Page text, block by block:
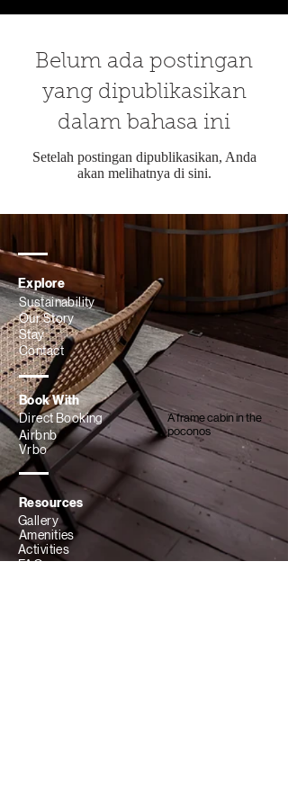
Belum ada postingan
yang dipublikasikan
dalam bahasa ini
Setelah postingan dipublikasikan, Anda
akan melihatnya di sini.
Explore
Sustainability
Our Story
Stay
Contact
Book With
Direct Booking
A frame cabin in the
poconos
Airbnb
Vrbo
Resources
Gallery
Amenities
Activities
FAQ